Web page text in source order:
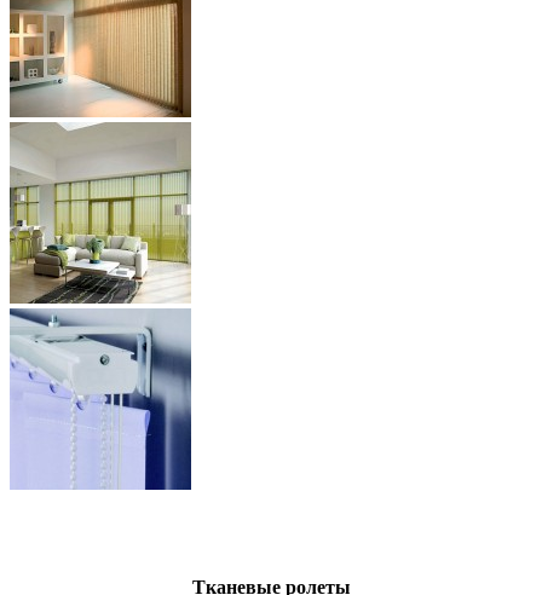
Тканевые ролеты